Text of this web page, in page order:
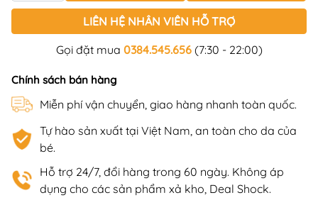
LIÊN HỆ NHÂN VIÊN HỖ TRỢ
Gọi đặt mua 0384.545.656(7:30 - 22:00)
Chính sách bán hàng
Miễn phí vận chuyển, giao hàng nhanh toàn quốc.
Tự hào sản xuất tại Việt Nam, an toàn cho da của
bé.
Hỗ trợ 24/7, đổi hàng trong 60 ngày. Không áp
dụng cho các sản phẩm xả kho, Deal Shock.